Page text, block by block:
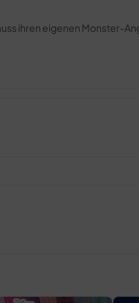
ihren eigenen Monster-